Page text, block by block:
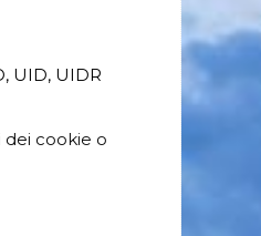
UID, UIDR
cookie o